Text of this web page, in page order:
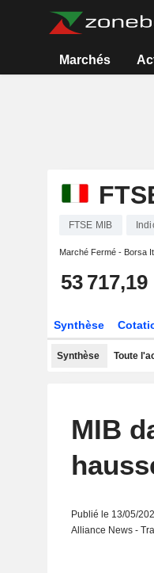
Marchés
FTSE MIB
Marché Fermé - Borsa
53 717,19
Synthèse
Synthèse Toute
MIB
Publié le 13/05/
Alliance News -